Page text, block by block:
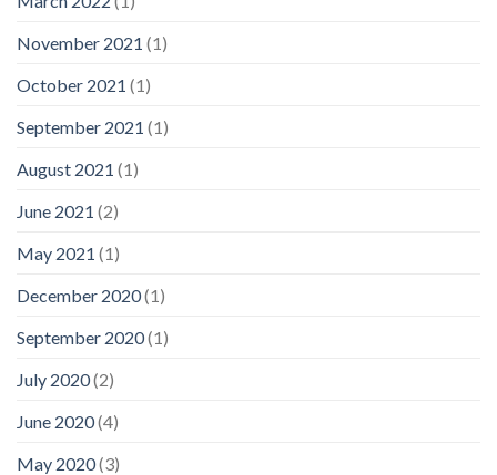
November 2021 (1)
October 2021 (1)
September 2021 (1)
August 2021 (1)
June 2021 (2)
May 2021 (1)
December 2020(1)
September 2020(1)
July 2020(2)
June 2020(4)
May 2020(3)